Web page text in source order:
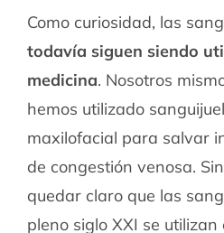
Como curiosidad, las
todavía siguen siendo
medicina. Nosotros
hemos utilizado
maxilofacial para salvar
de congestión venosa.
quedar claro que las
pleno siglo XXI se utilizan